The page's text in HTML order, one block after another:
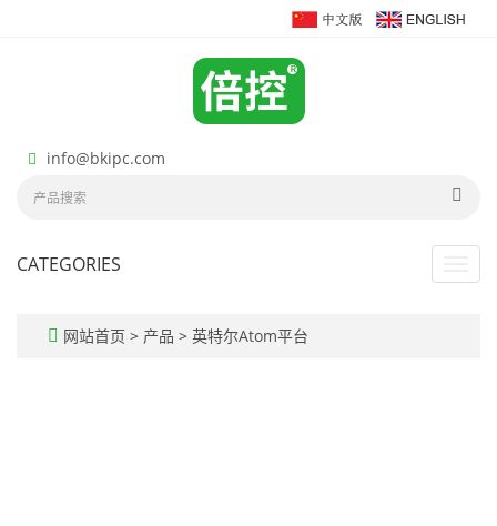
info@bkipc.com
CATEGORIES
网站首页 > 产品 > 英特尔Atom平台